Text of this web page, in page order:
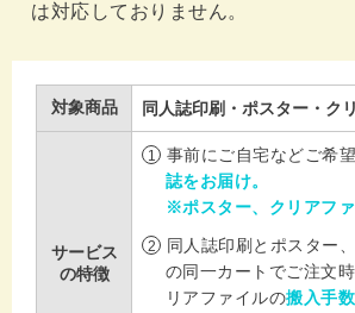
は対応しておりません。
対象商品 同人誌印刷・ポスター・ク
サービス
の特徴
事前にご自宅などご希
誌をお届け。
※ポスター、クリアファ
同人誌印刷とポスター
の同一カートでご注文
リアファイルの搬入手